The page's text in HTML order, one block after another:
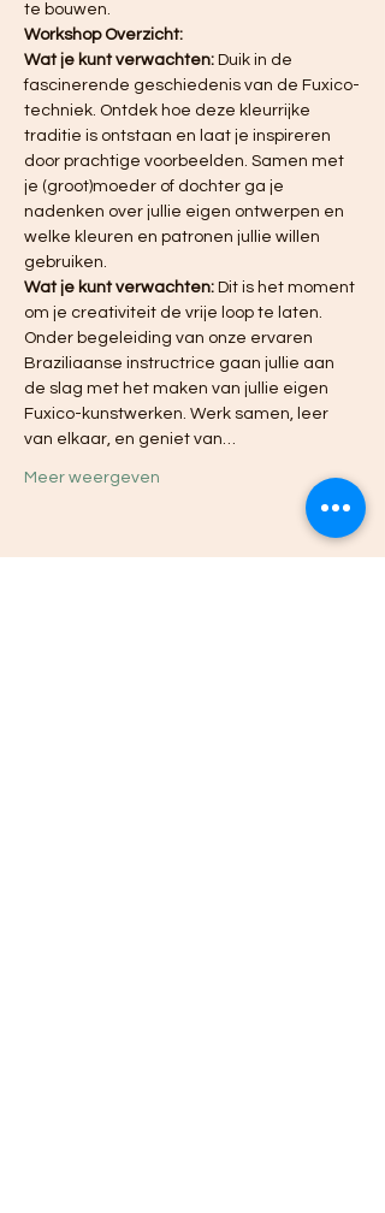
te bouwen.
Workshop Overzicht:
Wat je kunt verwachten: Duik in de
fascinerende geschiedenis van de Fuxico-
techniek. Ontdek hoe deze kleurrijke
traditie is ontstaan en laat je inspireren
door prachtige voorbeelden. Samen met
je (groot)moeder of dochter ga je
nadenken over jullie eigen ontwerpen en
welke kleuren en patronen jullie willen
gebruiken.
Wat je kunt verwachten: Dit is het moment
om je creativiteit de vrije loop te laten.
Onder begeleiding van onze ervaren
Braziliaanse instructrice gaan jullie aan
de slag met het maken van jullie eigen
Fuxico-kunstwerken. Werk samen, leer
van elkaar, en geniet van…
Meer weergeven